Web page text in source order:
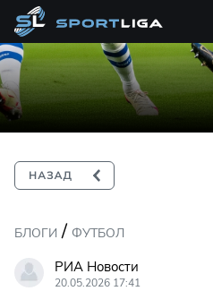
БЛОГИ / ФУТБОЛ
РИА Новости
20.05.2026 17:41